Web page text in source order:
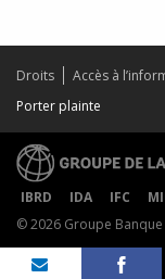
Share on
Droits Accès à
Porter plainte
IBRD IDA IFC
© 2026 Groupe